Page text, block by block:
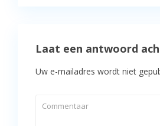
Laat een antwoord
Uw e-mailadres wordt niet